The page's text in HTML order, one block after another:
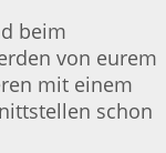
beim
von eurem
mit einem
schon